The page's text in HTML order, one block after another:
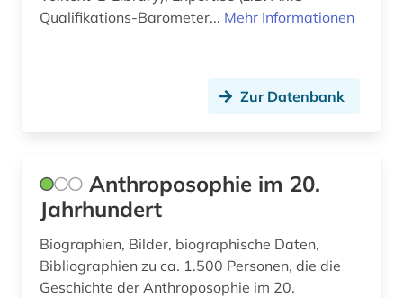
europäische gemeinschaft (1)
fachdidaktik (1)
fachoberschule (1)
Qualifikations-Barometer... Mehr Informationen
Zur Datenbank
Anthroposophie im 20.
Jahrhundert
Biographien, Bilder, biographische Daten,
Bibliographien zu ca. 1.500 Personen, die die
Geschichte der Anthroposophie im 20.